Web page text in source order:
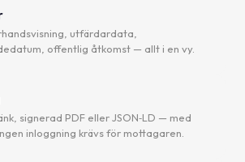
utfärdardata,
offentlig åtkomst — allt i en vy.
signerad PDF eller JSON‑LD — med
inloggning krävs för mottagaren.